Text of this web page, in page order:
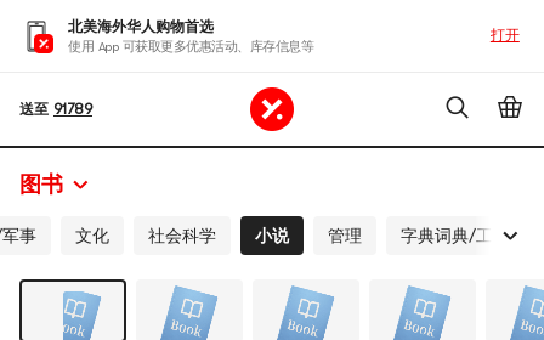
北美海外华人购物首选
使用 App 可获取更多优惠活动、库存信息等
打开
送至 91789
图书
事 文化 社会科学 小说 管理 字典词典/工具书